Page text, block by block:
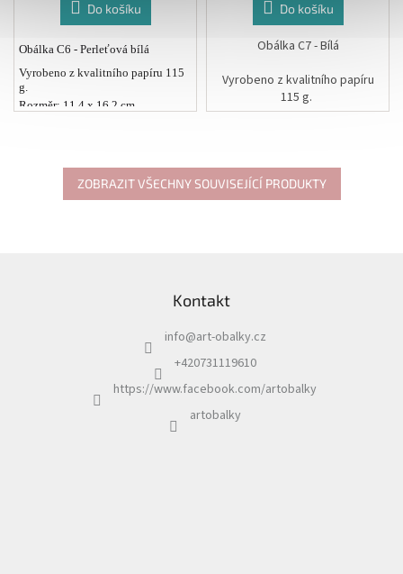
Do košíku
Obálka C6 - Perleťová bílá
Vyrobeno z kvalitního papíru 115
g.
Rozměr: 11,4 x 16,2 cm
Do košíku
Obálka C7 - Bílá
Vyrobeno z kvalitního papíru
115 g.
ZOBRAZIT VŠECHNY SOUVISEJÍCÍ PRODUKTY
Kontakt
info@art-obalky.cz
+420731119610
https://www.facebook.com/artobalky
artobalky